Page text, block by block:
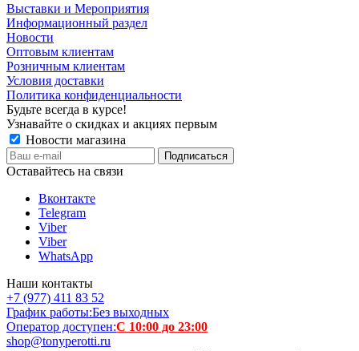
Выставки и Мероприятия
Информационный раздел
Новости
Оптовым клиентам
Розничным клиентам
Условия доставки
Политика конфиденциальности
Будьте всегда в курсе!
Узнавайте о скидках и акциях первым
Новости магазина
Оставайтесь на связи
Вконтакте
Telegram
Viber
Viber
WhatsApp
Наши контакты
+7 (977) 411 83 52
График работы:Без выходных
Оператор доступен:С 10:00 до 23:00
shop@tonyperotti.ru